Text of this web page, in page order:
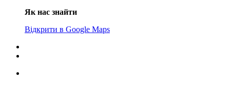
Як нас знайти
Відкрити в Google Maps